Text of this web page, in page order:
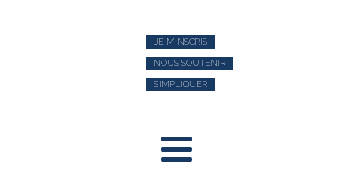
JE M’INSCRIS
NOUS SOUTENIR
S’IMPLIQUER